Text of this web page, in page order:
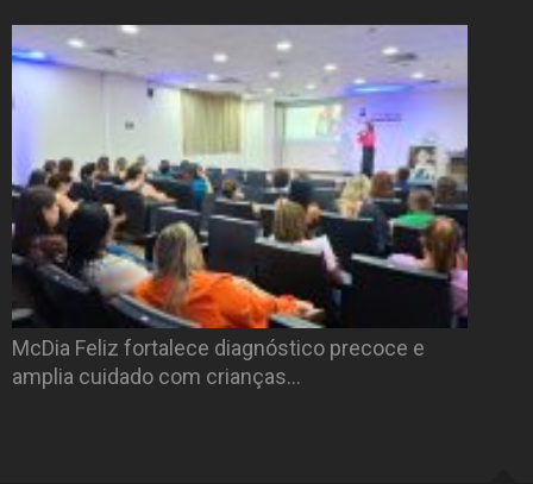
McDia Feliz fortalece diagnóstico precoce e
amplia cuidado com crianças…